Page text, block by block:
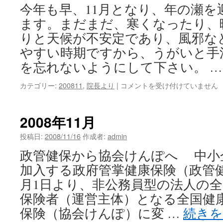
今年も早、11月となり、年の瀬
ます。まだまだ、寒くなったり
りと天候が不安定であり、風邪
やすい時期ですから、うがいと
を忘れないようにして下さい。
カテゴリー: 200811, 院長より | 2008
長
り
は
コメントを受け付けていません
2008年11月
投稿日: 2008/11/16作成者: admin
政管健保から協会けんぽへ 中小
加入する政府管掌健康保険（政管
月1日より、非公務員型の法人の
保険者（運営主体）となる全国健
保険（協会けんぽ）に変 … 続き